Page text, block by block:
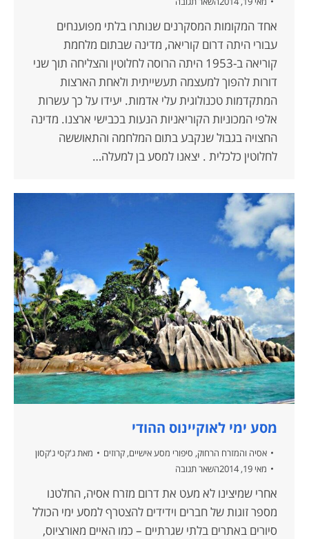
אחד המקומות המסקרנים שנותרו בלתי מפוענחים
עבורי היתה דרום קוריאה, מדינה שבתום מלחמת
קוריאה ב-1953 היתה הרוסה לחלוטין והצליחה תוך שני
דורות להפוך למעצמה תעשייתית ולאחת הארצות
המתקדמות טכנולוגית עלי אדמות. יעידו על כך עשרות
אלפי המכוניות הקוריאניות הנעות בכבישי ארצנו. מדינה
החצויה בגבול שנקבע בתום המלחמה והתאוששה
לחלוטין כלכלית . יצאנו למסע בן למעלה…
מסע ימי לאוקיינוס ההודי
אסיה והמזרח הרחוק, סיפורי מסע אישיים, קרוזים מאת ג'קסי ג'קסון
מאי 19, 2014
השאר תגובה
אחרי שמיצינו לא מעט את דרום מזרח אסיה, החלטנו
מספר זוגות של חברים וידידים להצטרף למסע ימי הכולל
סיורים באתרים בלתי שגרתיים – כמו האיים מאורציוס,